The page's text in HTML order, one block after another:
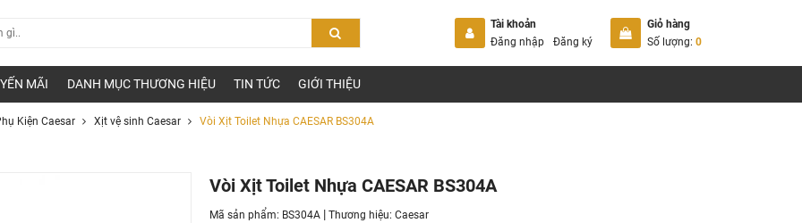
Tài khoản
Đăng nhập
Đăng ký
Giỏ hàng
Số lượng: 0
MÃI DANH MỤC THƯƠNG HIỆU TIN TỨC GIỚI THIỆU
Kiện Caesar Xịt vệ sinh Caesar Vòi Xịt Toilet Nhựa CAESAR BS304A
Vòi Xịt Toilet Nhựa CAESAR BS304A
Mã sản phẩm: BS304A |Thương hiệu:Caesar